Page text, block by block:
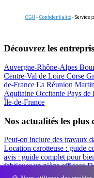
CGU - Confidentialité- Service
Découvrez les
Auvergne-Rhône-Alpes
Centre-Val de Loire Corse
de-France La Réunion
Aquitaine Occitanie Pays de
Île-de-France
Nos actualités les plus
Peut-on inclure des travaux
Location carotteuse : guide
avis : guide complet pour
fabriquer un piège efficace
obtenir le meilleur prix